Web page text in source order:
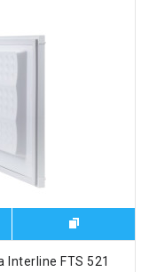
Interline FTS 521